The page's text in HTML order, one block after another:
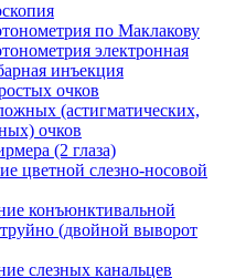
по Маклакову
электронная
инъекция
очков
(астигматических,
очков
(2 глаза)
цветной слезно-носовой
конъюнктивальной
(двойной выворот
слезных канальцев